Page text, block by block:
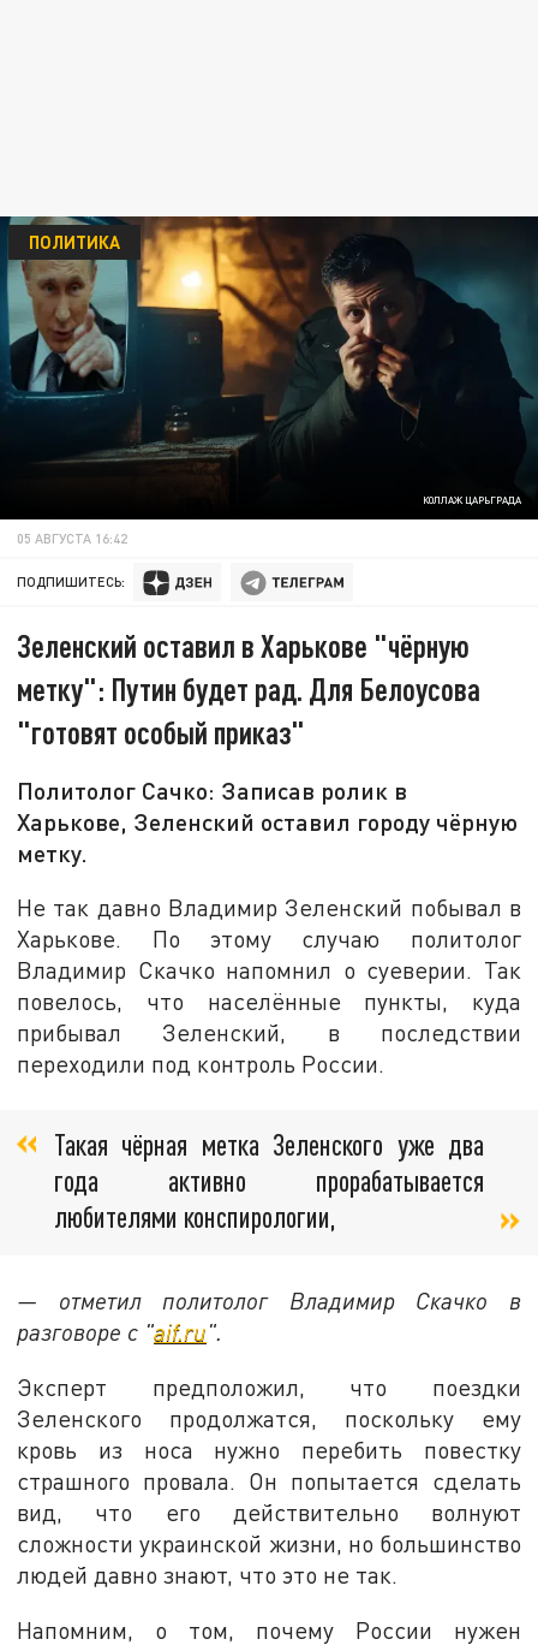
КОЛЛАЖ ЦАРЬГРАДА
ПОЛИТИКА
05 АВГУСТА 16:42
ПОДПИШИТЕСЬ:
Зеленский оставил в Харькове "чёрную
метку": Путин будет рад. Для Белоусова
"готовят особый приказ"
Политолог Сачко: Записав ролик в
Харькове, Зеленский оставил городу чёрную
метку.
Не так давно Владимир Зеленский побывал в
Харькове. По этому случаю политолог
Владимир Скачко напомнил о суеверии. Так
повелось, что населённые пункты, куда
прибывал Зеленский, в последствии
переходили под контроль России.
Такая чёрная метка Зеленского уже два
года активно прорабатывается
любителями конспирологии,
— отметил политолог Владимир Скачко в
разговоре с "aif.ru".
Эксперт предположил, что поездки
Зеленского продолжатся, поскольку ему
кровь из носа нужно перебить повестку
страшного провала. Он попытается сделать
вид, что его действительно волнуют
сложности украинской жизни, но большинство
людей давно знают, что это не так.
Напомним, о том, почему России нужен